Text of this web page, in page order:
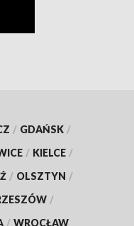
/ GDAŃSK /
/ KIELCE /
/ OLSZTYN /
/
/ WROCŁAW